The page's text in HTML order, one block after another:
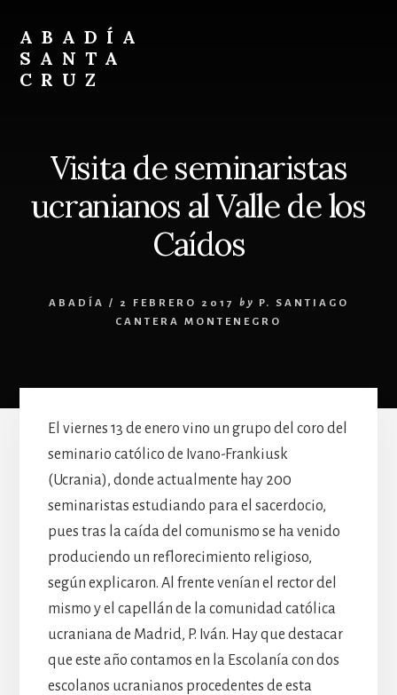
content
footer
ABADÍA
SANTA
CRUZ
Visita de seminaristas
ucranianos al Valle de los
Caídos
ABADÍA / 2 FEBRERO 2017 by
P. SANTIAGO
CANTERA MONTENEGRO
El viernes 13 de enero vino un grupo del coro del
seminario católico de Ivano-Frankiusk
(Ucrania), donde actualmente hay 200
seminaristas estudiando para el sacerdocio,
pues tras la caída del comunismo se ha venido
produciendo un reflorecimiento religioso,
según explicaron. Al frente venían el rector del
mismo y el capellán de la comunidad católica
ucraniana de Madrid, P. Iván. Hay que destacar
que este año contamos en la Escolanía con dos
escolanos ucranianos procedentes de esta